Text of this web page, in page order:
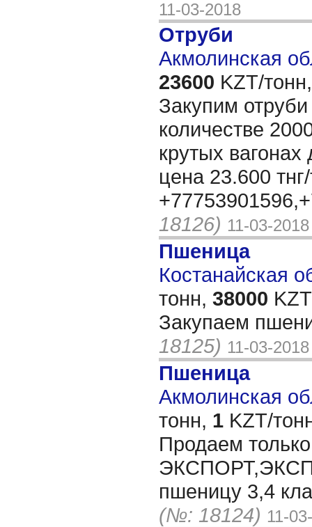
11-03-2018
Отруби
Акмолинская
23600 KZT/тонн,
Закупим
количестве
крутых
цена 23.600
18126) 11-03-2018
Пшеница
Костанайская
тонн, 38000
Закупаем
18125) 11-03-2018
Пшеница
Акмолинская
тонн, 1 KZT/
Продаем
пшеницу 3,4
(№: 18124) 11-